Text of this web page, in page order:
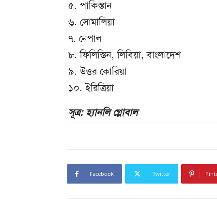
৫. পাকিস্তান
৬. সোমালিয়া
৭. নেপাল
৮. ফিলিস্তিন, লিবিয়া, বাংলাদেশ
৯. উত্তর কোরিয়া
১০. ইরিত্রিয়া
সূত্র: হ্যানলি গ্লোবাল
Facebook Twitter